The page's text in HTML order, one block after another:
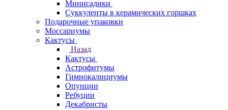
Минисадики
Суккуленты в керамических горшках
Подарочные упаковки
Моссариумы
Кактусы
Назад
Кактусы
Астрофитумы
Гимнокалициумы
Опунции
Ребуции
Декабристы